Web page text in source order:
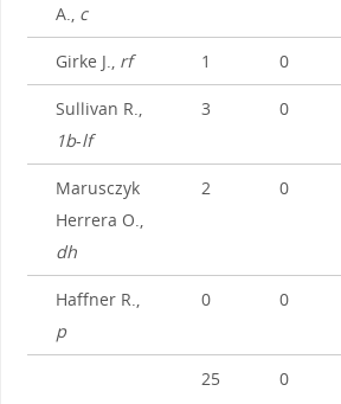
A., c
Girke J., rf 1 0
Sullivan R.,
1b-lf
3 0
Marusczyk
Herrera O.,
dh
2 0
Haffner R.,
p
0 0
25 0